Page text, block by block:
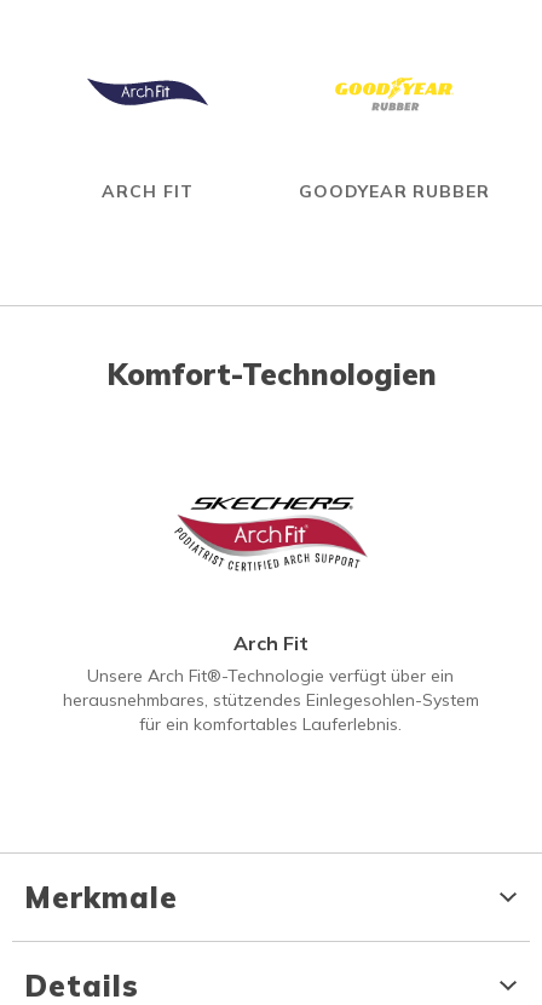
ARCH FIT GOODYEAR RUBBER
Komfort-Technologien
Arch Fit
Unsere Arch Fit®-Technologie verfügt über ein
herausnehmbares, stützendes Einlegesohlen-System
für ein komfortables Lauferlebnis.
Merkmale
Details